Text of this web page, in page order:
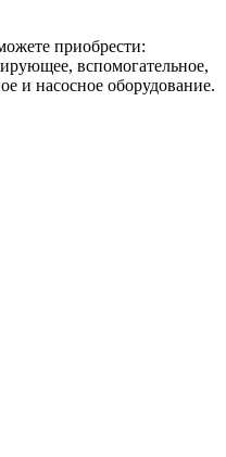
приобрести:
вспомогательное,
и насосное оборудование.